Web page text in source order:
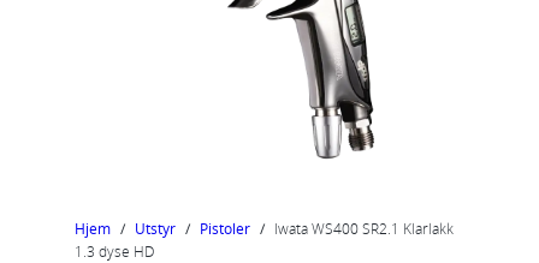
Hjem / Utstyr / Pistoler / Iwata WS400 SR2.1 Klarlakk
1.3 dyse HD